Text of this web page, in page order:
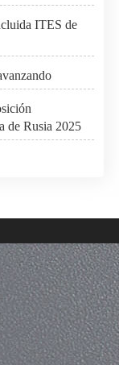
ITES de
de Rusia 2025